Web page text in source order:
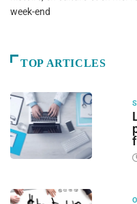
week-end
TOP ARTICLES